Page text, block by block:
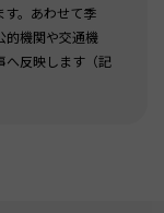
す。あわせて季
的機関や交通機
へ反映します（記